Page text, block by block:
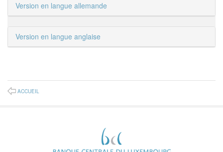
Version en langue allemande
Version en langue anglaise
ACCUEIL